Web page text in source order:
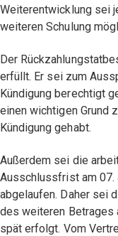
Weiterentwicklung sei
weiteren Schulung
Der
erfüllt. Er sei zum
Kündigung berechtigt
einen wichtigen Grund
Kündigung gehabt.
Außerdem sei die
Ausschlussfrist am 07.
abgelaufen. Daher sei
des weiteren Betrages
spät erfolgt. Vom